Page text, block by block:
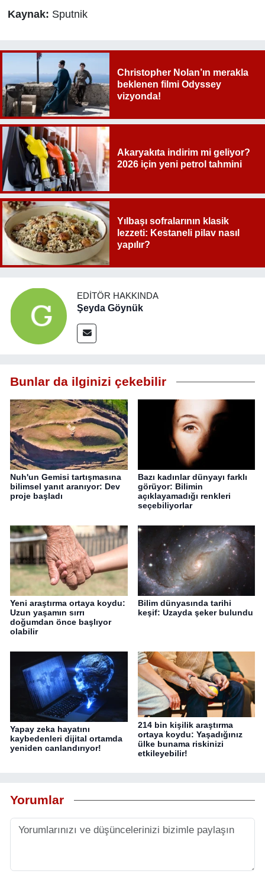
Kaynak: Sputnik
Christopher Nolan’ın merakla
beklenen filmi Odyssey
vizyonda!
Akaryakıta indirim mi geliyor?
2026 için yeni petrol tahmini
Yılbaşı sofralarının klasik
lezzeti: Kestaneli pilav nasıl
yapılır?
EDITÖR HAKKINDA
Şeyda Göynük
Bunlar da ilginizi çekebilir
Nuh'un Gemisi tartışmasına
bilimsel yanıt aranıyor: Dev
proje başladı
Bazı kadınlar dünyayı farklı
görüyor: Bilimin
açıklayamadığı renkleri
seçebiliyorlar
Yeni araştırma ortaya koydu:
Uzun yaşamın sırrı
doğumdan önce başlıyor
olabilir
Bilim dünyasında tarihi
keşif: Uzayda şeker bulundu
Yapay zeka hayatını
kaybedenleri dijital ortamda
yeniden canlandırıyor!
214 bin kişilik araştırma
ortaya koydu: Yaşadığınız
ülke bunama riskinizi
etkileyebilir!
Yorumlar